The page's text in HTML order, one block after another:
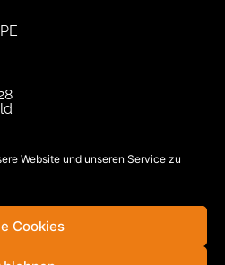
Website und unseren Service zu
Cookies